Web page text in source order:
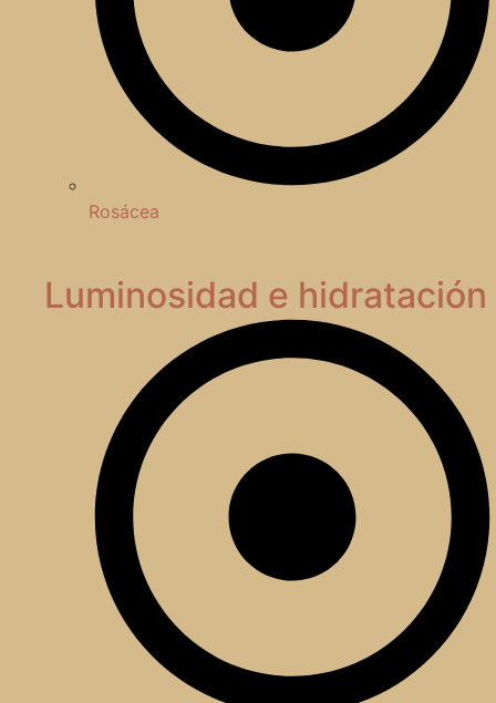
Rosácea
Luminosidad e hidratación